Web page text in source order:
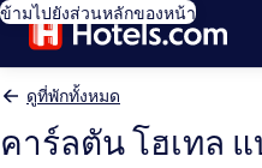
ข้ามไปยังส่วนหลักของหน้า
ดูที่พักทั้งหมด
คาร์ลตัน โฮเทล